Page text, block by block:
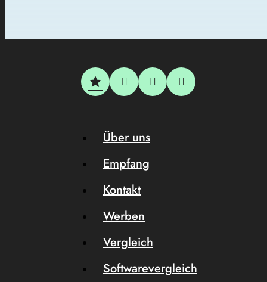
Über uns
Empfang
Kontakt
Werben
Vergleich
Softwarevergleich